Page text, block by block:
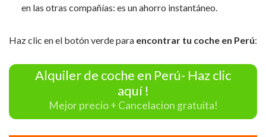
en las otras compañías: es un ahorro instantáneo.
Haz clic en el botón verde para encontrar tu coche en Perú:
Alquiler de coche en Perú- Haz clic
aquí !
Mejor precio + Cancelacion gratuita!